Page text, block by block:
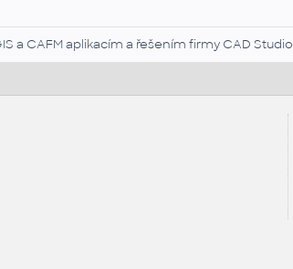
a CAFM aplikacím a řešením firmy CAD Studio